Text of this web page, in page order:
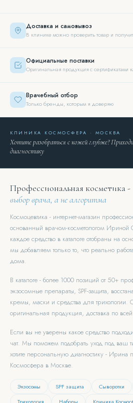
Доставка и самовывоз
В клинике можно проверить товар и
Официальные поставки
Оригинальная продукция с сертификатами
Врачебный отбор
Только бренды, которым я доверяю
КЛИНИКА КОСМОСФЕРА · МОСКВА
Хотите разобраться с кожей глубже?
диагностику
Профессиональная косметика -
выбор врача, а не алгоритма
Космоцевтика - интернет-магазин
основанный врачом-косметологом
каждое средство в каталоге отобраны на
мы добавляем только то, что реально
дома.
В каталоге - более 1000 позиций от 50+
экзосомные препараты, SPF-защита,
кремы, маски и средства для трихологии.
оригинальная продукция, доставка по
Если вы не уверены какое средство
чат. Мы поможем подобрать уход под ваш
хотите персональную диагностику -
Космосфера в Москве.
Экзосомы SPF защита Сыворотки